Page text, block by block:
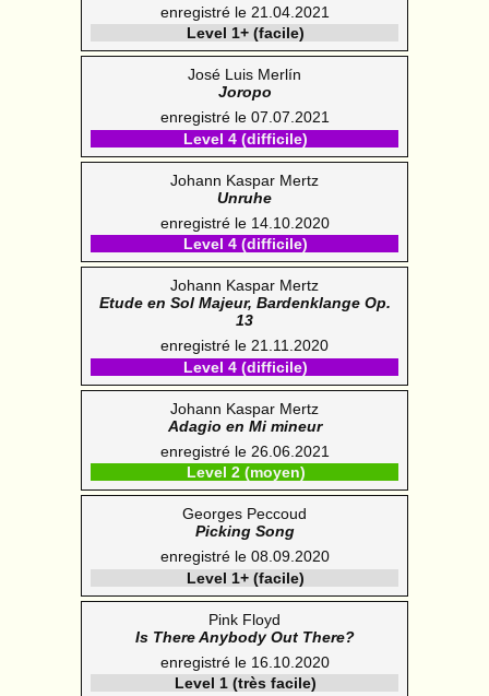
enregistré le 21.04.2021
Level 1+ (facile)
José Luis Merlín
Joropo
enregistré le 07.07.2021
Level 4 (difficile)
Johann Kaspar Mertz
Unruhe
enregistré le 14.10.2020
Level 4 (difficile)
Johann Kaspar Mertz
Etude en Sol Majeur, Bardenklange Op.
13
enregistré le 21.11.2020
Level 4 (difficile)
Johann Kaspar Mertz
Adagio en Mi mineur
enregistré le 26.06.2021
Level 2 (moyen)
Georges Peccoud
Picking Song
enregistré le 08.09.2020
Level 1+ (facile)
Pink Floyd
Is There Anybody Out There?
enregistré le 16.10.2020
Level 1 (très facile)